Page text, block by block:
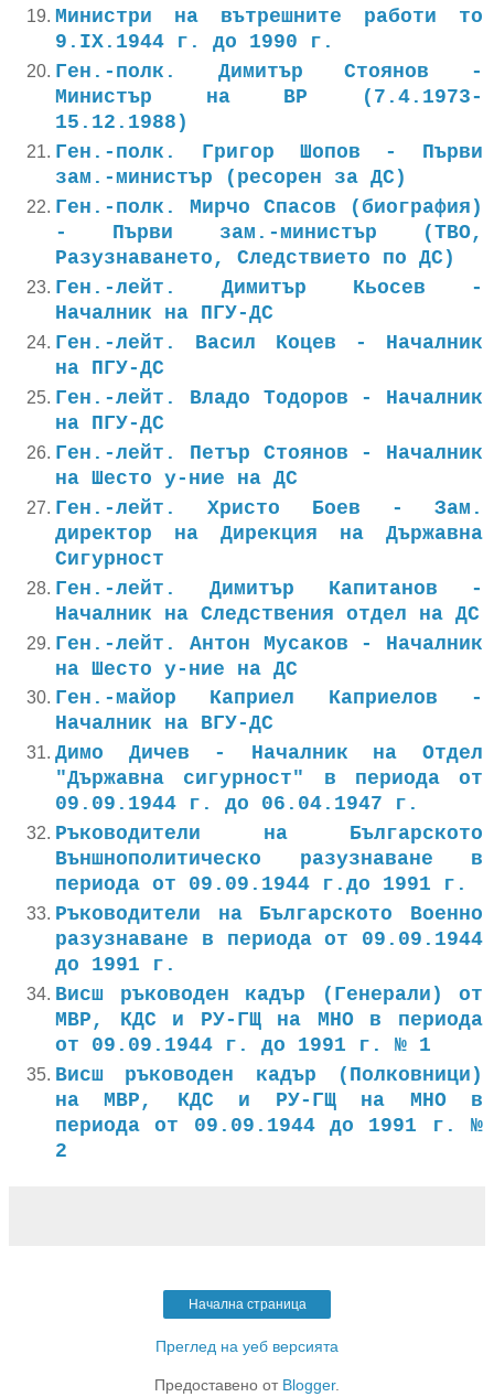
Министри на вътрешните работи то
9.IX.1944 г. до 1990 г.
Ген.-полк. Димитър Стоянов -
Министър на ВР (7.4.1973-
15.12.1988)
Ген.-полк. Григор Шопов - Първи
зам.-министър (ресорен за ДС)
Ген.-полк. Мирчо Спасов (биография)
- Първи зам.-министър (ТВО,
Разузнаването, Следствието по ДС)
Ген.-лейт. Димитър Кьосев -
Началник на ПГУ-ДС
Ген.-лейт. Васил Коцев - Началник
на ПГУ-ДС
Ген.-лейт. Владо Тодоров - Началник
на ПГУ-ДС
Ген.-лейт. Петър Стоянов - Началник
на Шесто у-ние на ДС
Ген.-лейт. Христо Боев - Зам.
директор на Дирекция на Държавна
Сигурност
Ген.-лейт. Димитър Капитанов -
Началник на Следствения отдел на ДС
Ген.-лейт. Антон Мусаков - Началник
на Шесто у-ние на ДС
Ген.-майор Каприел Каприелов -
Началник на ВГУ-ДС
Димо Дичев - Началник на Отдел
"Държавна сигурност" в периода от
09.09.1944 г. до 06.04.1947 г.
Ръководители на Българското
Външнополитическо разузнаване в
периода от 09.09.1944 г.до 1991 г.
Ръководители на Българското Военно
разузнаване в периода от 09.09.1944
до 1991 г.
Висш ръководен кадър (Генерали) от
МВР, КДС и РУ-ГЩ на МНО в периода
от 09.09.1944 г. до 1991 г. № 1
Висш ръководен кадър (Полковници)
на МВР, КДС и РУ-ГЩ на МНО в
периода от 09.09.1944 до 1991 г. №
2
Начална страница
Преглед на уеб версията
Предоставено от Blogger.